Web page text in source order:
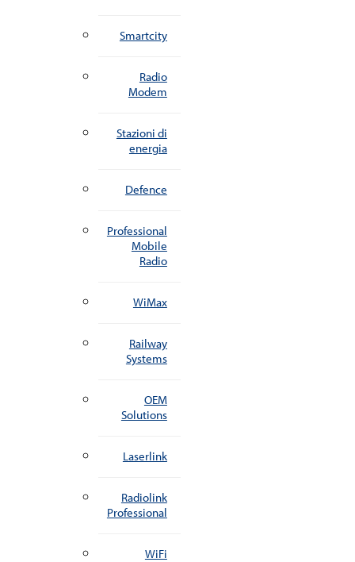
Smartcity
Radio
Modem
Stazioni di
energia
Defence
Professional
Mobile
Radio
WiMax
Railway
Systems
OEM
Solutions
Laserlink
Radiolink
Professional
WiFi